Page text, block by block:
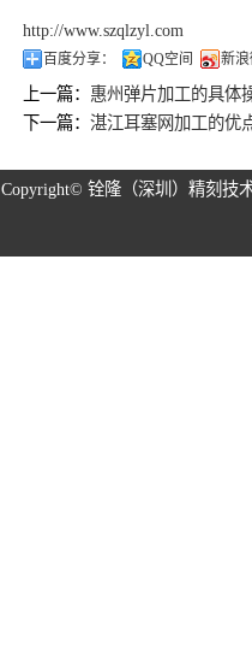
http://www.szqlzyl.com
百度分享： QQ空间 新
上一篇： 惠州弹片加工的具体
下一篇：湛江耳塞网加工的优
Copyright© 铨隆（深圳）精刻技
标牌铭牌系列
超薄垫片系列
磁性治具钢片系